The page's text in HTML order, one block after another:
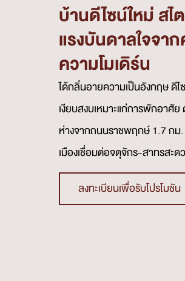
บ้านดีไซน์ใหม่ ส
แรงบันดาลใจจา
ความโมเดิร์น
ได้กลิ่นอายความเป็นอังกฤษ ดี
เงียบสงบเหมาะแก่การพักอา
ห่างจากถนนราชพฤกษ์ 1.7 กม.
เมืองเชื่อมต่อจตุจักร-สาทรสะด
ลงทะเบียนเพื่อรับโปรโมชัน